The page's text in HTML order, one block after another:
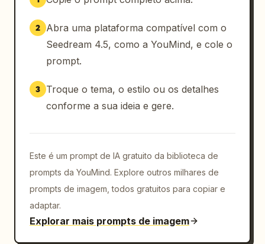
2
Abra uma plataforma compatível com o
Seedream 4.5, como a YouMind, e cole o
prompt.
3
Troque o tema, o estilo ou os detalhes
conforme a sua ideia e gere.
Este é um prompt de IA gratuito da biblioteca de
prompts da YouMind. Explore outros milhares de
prompts de imagem, todos gratuitos para copiar e
adaptar.
Explorar mais prompts de imagem